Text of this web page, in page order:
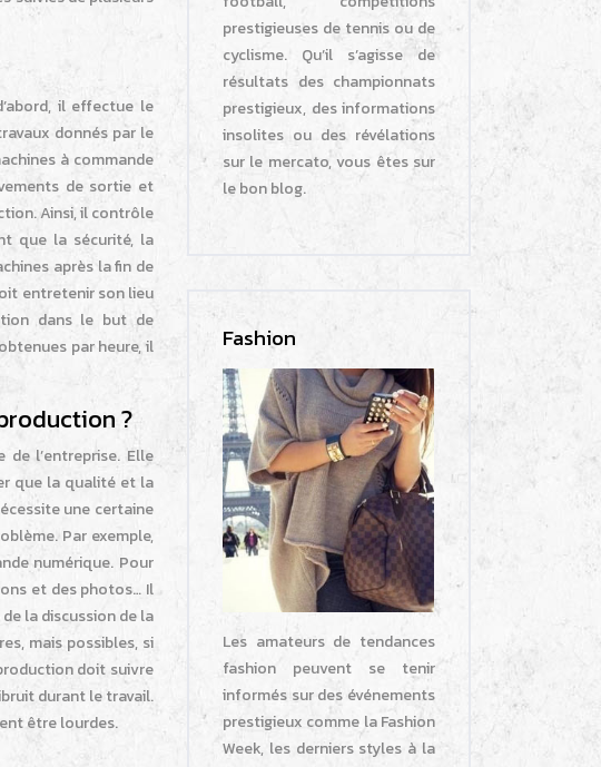
il effectue le
donnés par le
à commande
de sortie et
Ainsi, il contrôle
que la sécurité, la
après la fin de
entretenir son lieu
dans le but de
par heure, il
?
l’entreprise. Elle
que la qualité et la
une certaine
Par exemple,
numérique. Pour
et des photos… Il
la discussion de la
mais possibles, si
doit suivre
durant le travail.
être lourdes.
prestigieuses de tennis ou de
cyclisme. Qu’il s’agisse de
résultats des championnats
prestigieux, des informations
insolites ou des révélations
sur le mercato, vous êtes sur
le bon blog.
Fashion
Les amateurs de tendances
fashion peuvent se tenir
informés sur des événements
prestigieux comme la Fashion
Week, les derniers styles à la